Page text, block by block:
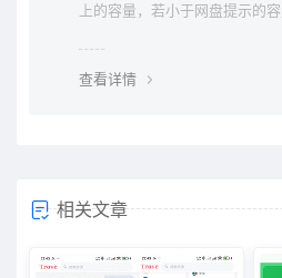
上的容量，若小于网盘提示的
查看详情
相关文章